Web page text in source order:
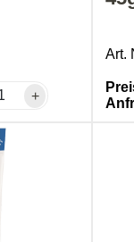
+
Art.